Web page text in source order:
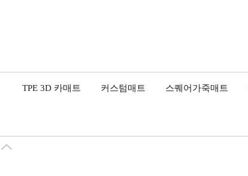
TPE 3D 카매트 커스텀매트 스퀘어가죽매트